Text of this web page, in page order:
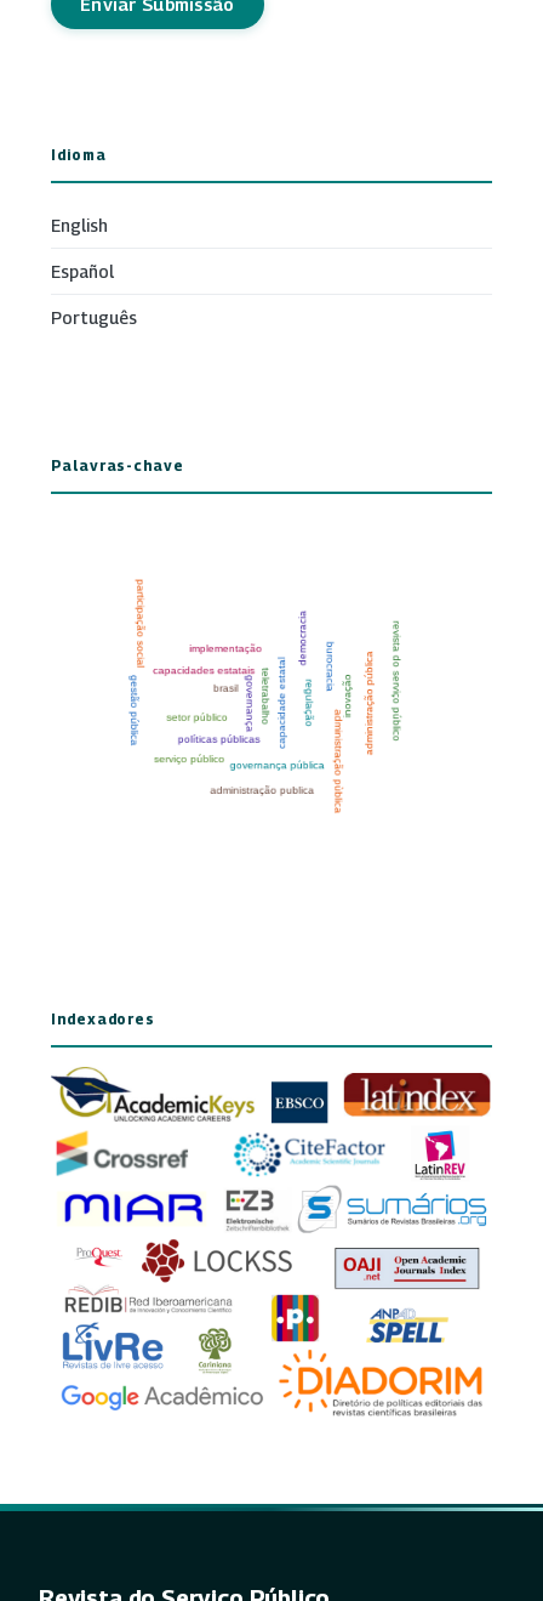
Enviar Submissão
Idioma
English
Español
Português
Palavras-chave
Indexadores